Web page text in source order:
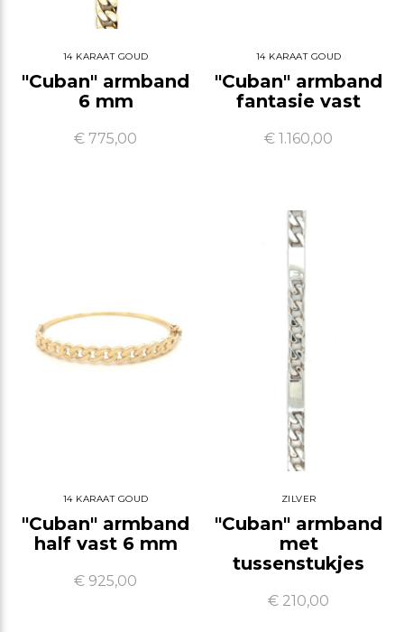
14 KARAAT GOUD
"Cuban" armband
6 mm
€ 775,00
14 KARAAT GOUD
"Cuban" armband
fantasie vast
€ 1.160,00
14 KARAAT GOUD
"Cuban" armband
half vast 6 mm
€ 925,00
ZILVER
"Cuban" armband
met
tussenstukjes
€ 210,00